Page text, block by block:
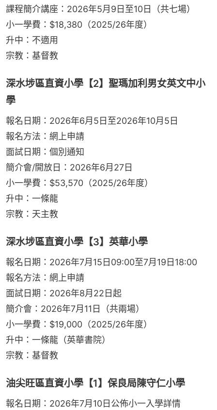
課程簡介講座：2026年5月9日至10日（共七場）
小一學費：$18,380（2025/26年度）
升中：不適用
宗教：基督教
深水埗區直資小學【2】聖瑪加利男女英文中小
學
報名日期：2026年6月5日至2026年10月5日
報名方法：網上申請
面試日期：個別通知
簡介會/開放日：2026年6月27日
小一學費：$53,570（2025/26年度）
升中：一條龍
宗教：天主教
深水埗區直資小學【3】英華小學
報名日期：2026年7月15日09:00至7月19日18:00
報名方法：網上申請
面試日期：2026年8月22日起
簡介會：2026年7月11日（共兩場）
小一學費：$19,000（2025/26年度）
升中：一條龍（英華書院）
宗教：基督教
油尖旺區直資小學【1】保良局陳守仁小學
報名日期：2026年7月10日公佈小一入學詳情